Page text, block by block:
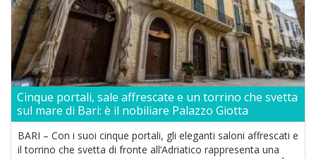
Cinque portali, sale affrescate e un torrino che svetta
sul mare di Bari: è il nobiliare Palazzo Giotta
BARI – Con i suoi cinque portali, gli eleganti saloni affrescati e
il torrino che svetta di fronte all’Adriatico rappresenta una